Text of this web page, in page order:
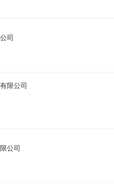
司
限公司
公司